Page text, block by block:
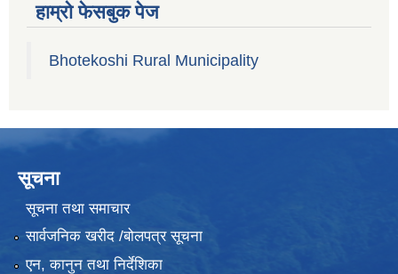
हाम्रो फेसबुक पेज
Bhotekoshi Rural Municipality
सूचना
सूचना तथा समाचार
सार्वजनिक खरीद /बोलपत्र सूचना
एन, कानुन तथा निर्देशिका